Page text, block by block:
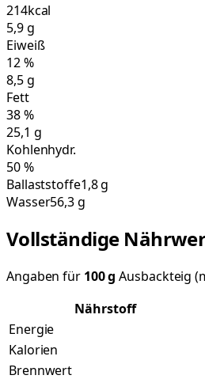
214kcal
5,9g
Eiweiß
12%
8,5g
Fett
38%
25,1 g
Kohlenhydr.
50%
Ballaststoffe1,8 g
Wasser56,3 g
Vollständige
Angaben für 100g Ausbackteig
Nährstoff
Energie
Kalorien
Brennwert